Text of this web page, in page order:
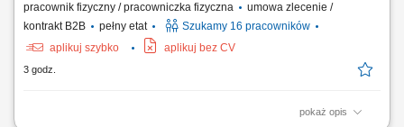
pracownik fizyczny / pracowniczka fizyczna
umowa zlecenie /
kontrakt B2B
pełny etat
Szukamy 16 pracowników
aplikuj szybko
aplikuj bez CV
3 godz.
pokaż opis